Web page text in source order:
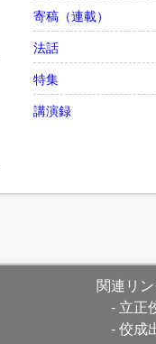
寄稿（連載）
法話
特集
講演録
関連リン
立正
佼成